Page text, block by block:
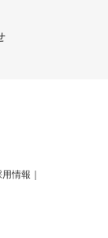
用情報